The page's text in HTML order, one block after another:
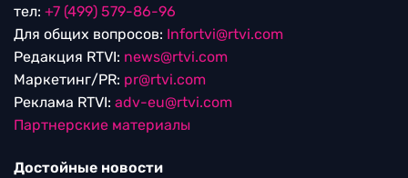
тел: +7 (499) 579-86-96
Для общих вопросов: Infortvi@rtvi.com
Редакция RTVI: news@rtvi.com
Маркетинг/PR: pr@rtvi.com
Реклама RTVI: adv-eu@rtvi.com
Партнерские материалы
Достойные новости